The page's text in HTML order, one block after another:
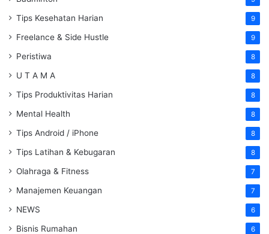
Tips Kesehatan Harian 9
Freelance & Side Hustle 9
Peristiwa 8
U T A M A 8
Tips Produktivitas Harian 8
Mental Health 8
Tips Android / iPhone 8
Tips Latihan & Kebugaran 8
Olahraga & Fitness 7
Manajemen Keuangan 7
NEWS 6
Bisnis Rumahan 6